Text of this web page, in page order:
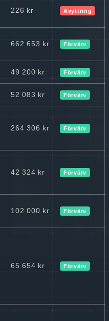
226 kr Avyttring
662 653 kr Förvärv
49 200 kr Förvärv
52 083 kr Förvärv
264 306 kr Förvärv
42 324 kr Förvärv
102 000 kr Förvärv
65 654 kr Förvärv